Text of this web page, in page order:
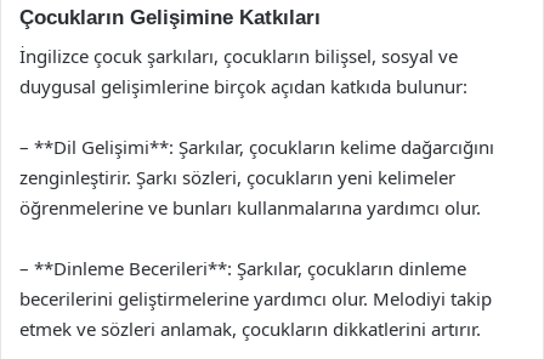
Çocukların Gelişimine Katkıları
İngilizce çocuk şarkıları, çocukların bilişsel, sosyal ve
duygusal gelişimlerine birçok açıdan katkıda bulunur:
– **Dil Gelişimi**: Şarkılar, çocukların kelime dağarcığını
zenginleştirir. Şarkı sözleri, çocukların yeni kelimeler
öğrenmelerine ve bunları kullanmalarına yardımcı olur.
– **Dinleme Becerileri**: Şarkılar, çocukların dinleme
becerilerini geliştirmelerine yardımcı olur. Melodiyi takip
etmek ve sözleri anlamak, çocukların dikkatlerini artırır.